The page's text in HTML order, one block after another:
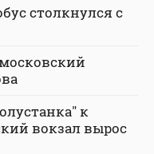
столкнулся с
к
вокзал вырос